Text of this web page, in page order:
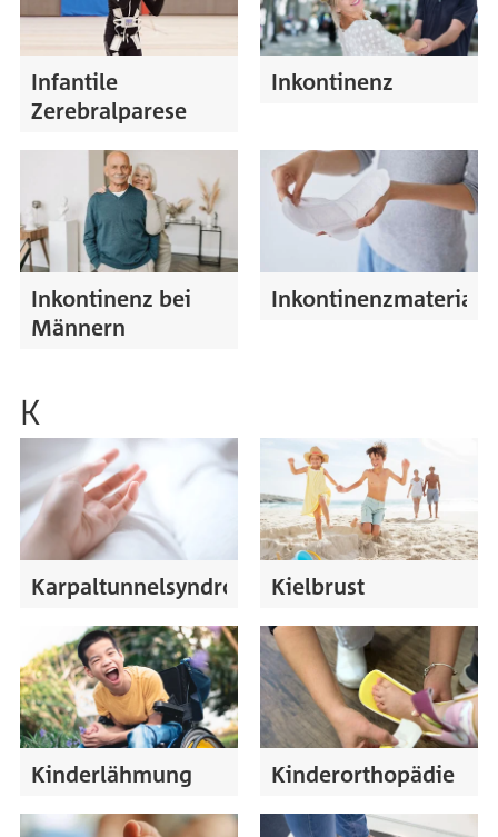
Infantile
Zerebralparese
Inkontinenz
Inkontinenz bei
Männern
Inkontinenzmaterial
K
Karpaltunnelsyndrom Kielbrust
Kinderlähmung Kinderorthopädie